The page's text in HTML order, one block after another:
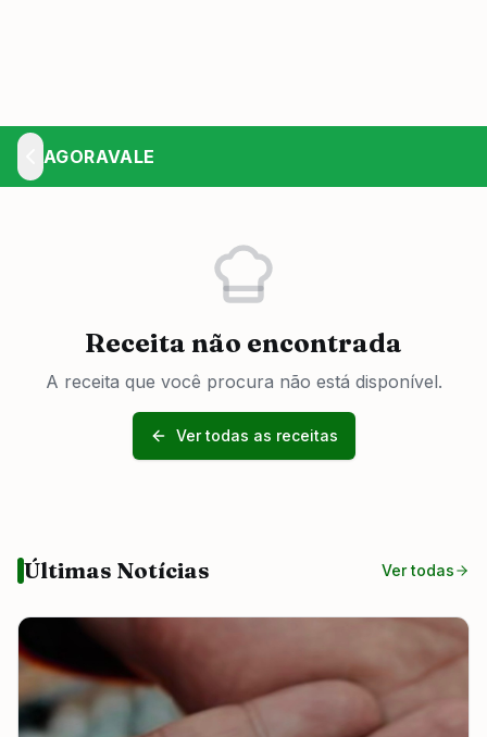
AGORAVALE
Receita não encontrada
A receita que você procura não está disponível.
Ver todas as receitas
Últimas Notícias Ver todas